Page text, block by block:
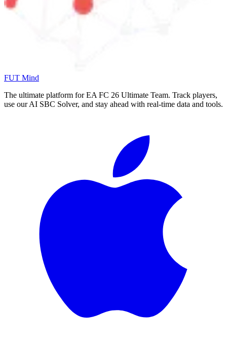
FUT Mind
The ultimate platform for EA FC 26 Ultimate Team. Track players,
use our AI SBC Solver, and stay ahead with real-time data and tools.